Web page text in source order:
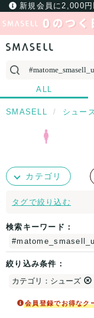
新規会員に2,000
ALL
SMASELL シュー
カテゴリ
タグで絞り込む
検索キーワード：
絞り込み条件：
カテゴリ：シューズ
会員登録でお得なク